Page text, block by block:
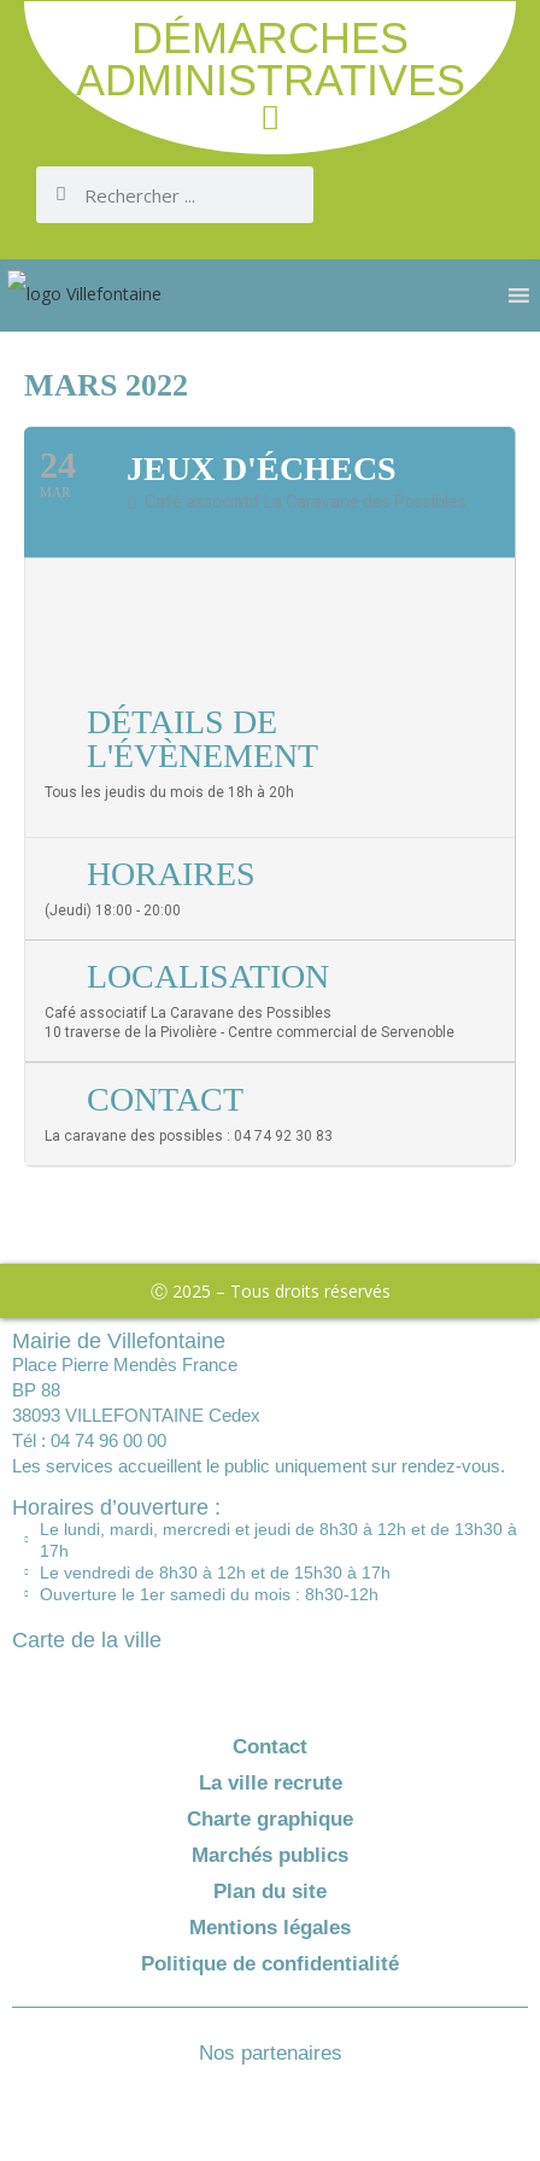
DÉMARCHES
ADMINISTRATIVES
MARS 2022
24
MAR
JEUX D'ÉCHECS
Café associatif La Caravane des Possibles
DÉTAILS DE
L'ÉVÈNEMENT
Tous les jeudis du mois de 18h à 20h
HORAIRES
(Jeudi) 18:00 - 20:00
LOCALISATION
Café associatif La Caravane des Possibles
10 traverse de la Pivolière - Centre commercial de Servenoble
CONTACT
La caravane des possibles : 04 74 92 30 83
Ⓒ 2025 – Tous droits réservés
Mairie de Villefontaine
Place Pierre Mendès France
BP 88
38093 VILLEFONTAINE Cedex
Tél : 04 74 96 00 00
Les services accueillent le public uniquement sur rendez-vous.
Horaires d’ouverture :
Le lundi, mardi, mercredi et jeudi de 8h30 à 12h et de 13h30 à
17h
Le vendredi de 8h30 à 12h et de 15h30 à 17h
Ouverture le 1er samedi du mois : 8h30-12h
Carte de la ville
Contact
La ville recrute
Charte graphique
Marchés publics
Plan du site
Mentions légales
Politique de confidentialité
Nos partenaires